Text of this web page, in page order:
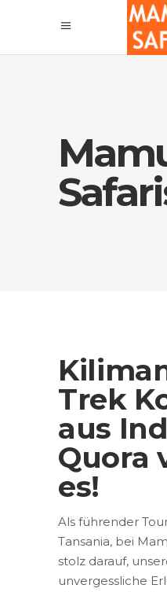
Trek
aus
Quora
es!
Als führender
Tansania, bei
stolz darauf,
unvergessliche